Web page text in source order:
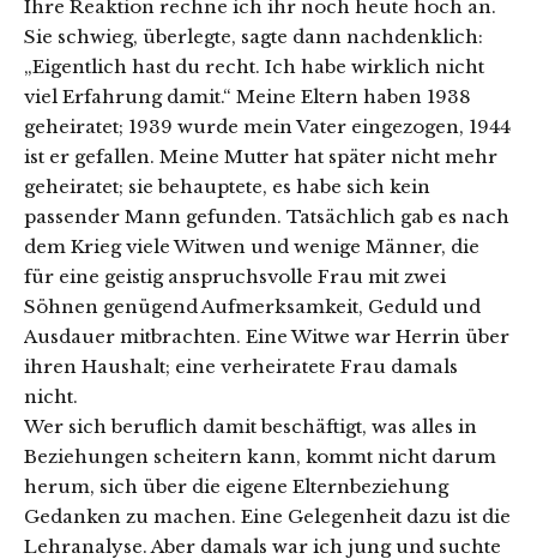
Ihre Reaktion rechne ich ihr noch heute hoch an.
Sie schwieg, überlegte, sagte dann nachdenklich:
„Eigentlich hast du recht. Ich habe wirklich nicht
viel Erfahrung damit.“ Meine Eltern haben 1938
geheiratet; 1939 wurde mein Vater eingezogen, 1944
ist er gefallen. Meine Mutter hat später nicht mehr
geheiratet; sie behauptete, es habe sich kein
passender Mann gefunden. Tatsächlich gab es nach
dem Krieg viele Witwen und wenige Männer, die
für eine geistig anspruchsvolle Frau mit zwei
Söhnen genügend Aufmerksamkeit, Geduld und
Ausdauer mitbrachten. Eine Witwe war Herrin über
ihren Haushalt; eine verheiratete Frau damals
nicht.
Wer sich beruflich damit beschäftigt, was alles in
Beziehungen scheitern kann, kommt nicht darum
herum, sich über die eigene Elternbeziehung
Gedanken zu machen. Eine Gelegenheit dazu ist die
Lehranalyse. Aber damals war ich jung und suchte